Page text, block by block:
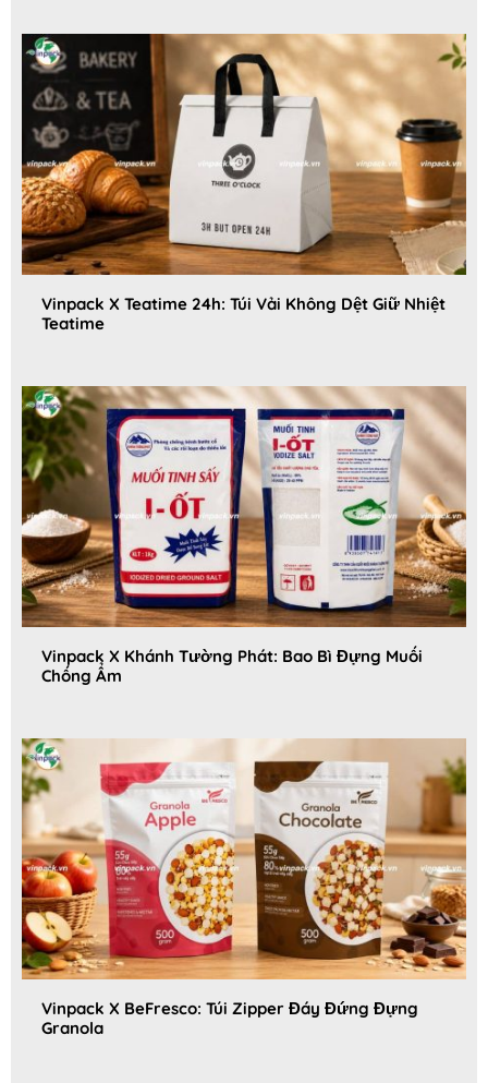
Vinpack X Teatime 24h: Túi Vải Không Dệt Giữ Nhiệt
Teatime
Vinpack X Khánh Tường Phát: Bao Bì Đựng Muối
Chống Ẩm
Vinpack X BeFresco: Túi Zipper Đáy Đứng Đựng
Granola